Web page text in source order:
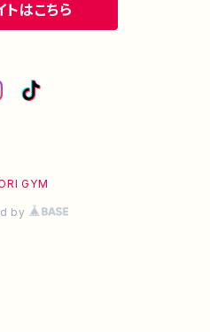
トはこちら
GYM
by